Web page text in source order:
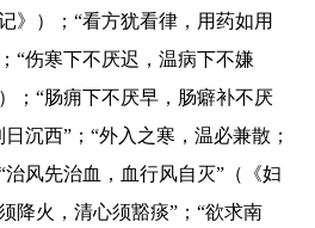
》）；“看方犹看律，用药如用
“伤寒下不厌迟，温病下不嫌
；“肠痈下不厌早，肠癖补不厌
沉西”；“外入之寒，温必兼散；
风先治血，血行风自灭”（《妇
降火，清心须豁痰”；“欲求南